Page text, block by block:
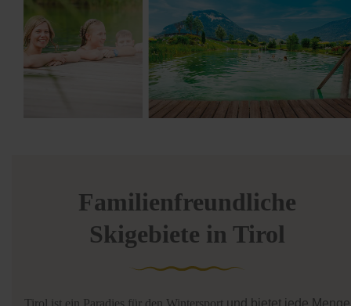
Familienfreundliche
Skigebiete in Tirol
Tirol ist ein Paradies für den Wintersport und bietet jede Menge